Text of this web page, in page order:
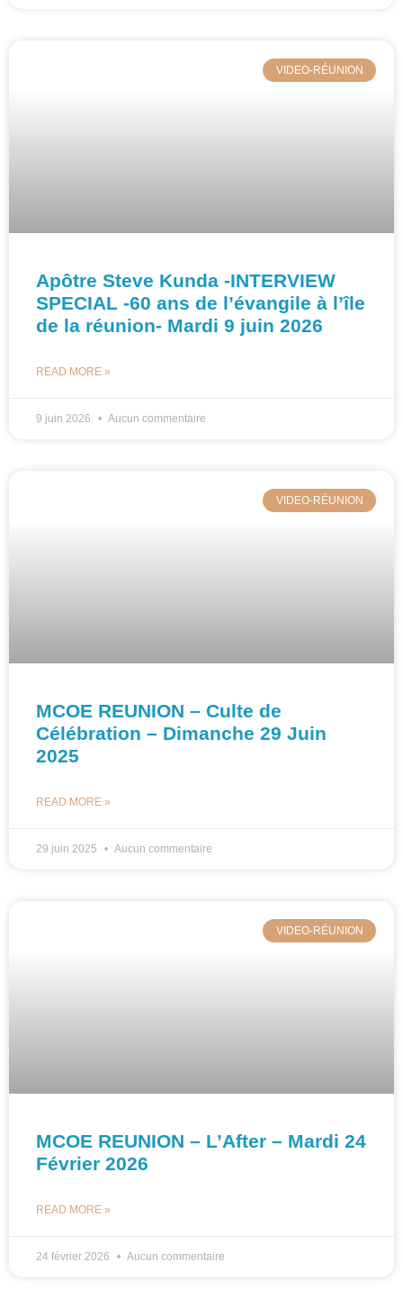
VIDEO-RÉUNION
Apôtre Steve Kunda -INTERVIEW
SPECIAL -60 ans de l’évangile à l’île
de la réunion- Mardi 9 juin 2026
READ MORE »
9 juin 2026 Aucun commentaire
VIDEO-RÉUNION
MCOE REUNION – Culte de
Célébration – Dimanche 29 Juin
2025
READ MORE »
29 juin 2025 Aucun commentaire
VIDEO-RÉUNION
MCOE REUNION – L’After – Mardi 24
Février 2026
READ MORE »
24 février 2026 Aucun commentaire